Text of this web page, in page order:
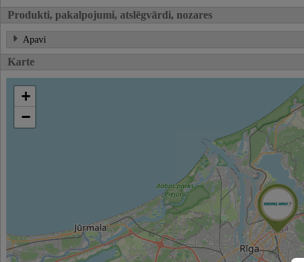
Produkti, pakalpojumi, atslēgvārdi, nozares
Apavi
Karte
+
−